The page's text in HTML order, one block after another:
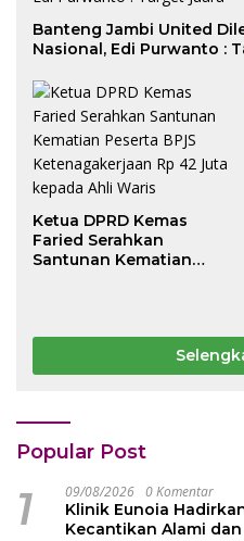
Banteng Jambi United
Nasional, Edi Purwanto :
Ketua DPRD Kemas
Faried Serahkan
Santunan Kematian
Popular Post
1 09/08/2026 0 Komentar
Klinik Eunoia
Kecantikan Alami